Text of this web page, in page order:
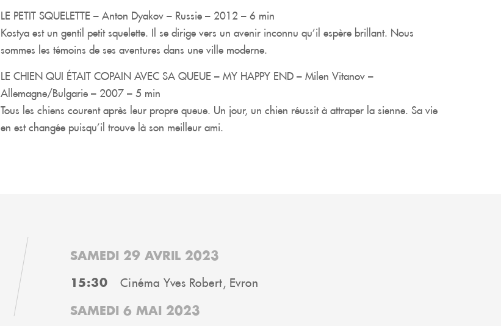
LE PETIT SQUELETTE – Anton Dyakov – Russie – 2012 – 6 min
Kostya est un gentil petit squelette. Il se dirige vers un avenir inconnu qu’il espère brillant. Nous
sommes les témoins de ses aventures dans une ville moderne.
LE CHIEN QUI ÉTAIT COPAIN AVEC SA QUEUE – MY HAPPY END – Milen Vitanov –
Allemagne/Bulgarie – 2007 – 5 min
Tous les chiens courent après leur propre queue. Un jour, un chien réussit à attraper la sienne. Sa vie
en est changée puisqu’il trouve là son meilleur ami.
SAMEDI 29 AVRIL 2023
15:30 Cinéma Yves Robert, Evron
SAMEDI 6 MAI 2023